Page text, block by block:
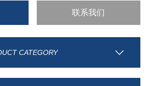
联系我们
CATEGORY